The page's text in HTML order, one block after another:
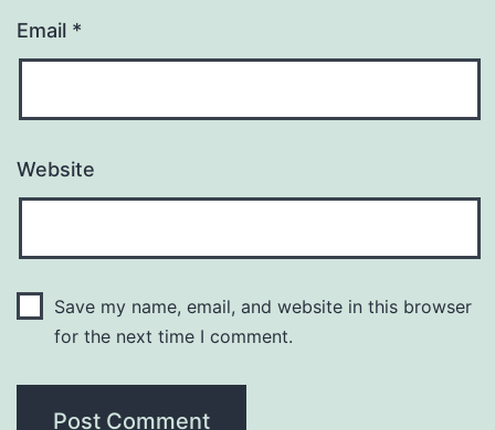
Email *
Website
Save my name, email, and website in this browser
for the next time I comment.